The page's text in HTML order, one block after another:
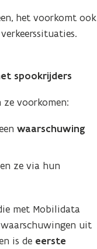
het voorkomt ook
spookrijders
voorkomen:
waarschuwing
ze via hun
met Mobilidata
uit
is de eerste